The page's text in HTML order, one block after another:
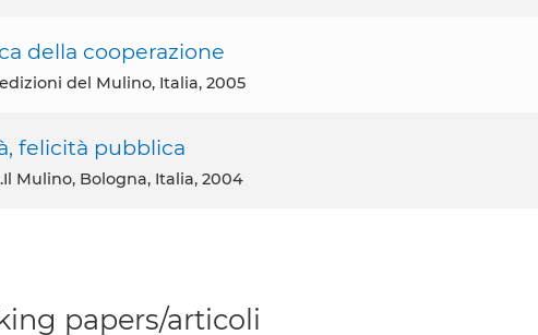
della cooperazione
del Mulino, Italia, 2005
felicità pubblica
Mulino, Bologna, Italia, 2004
papers/articoli